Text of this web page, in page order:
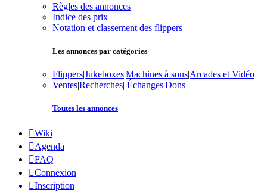
Règles des annonces
Indice des prix
Notation et classement des flippers
Les annonces par catégories
Flippers|Jukeboxes|Machines à sous|Arcades et Vidéo
Ventes|Recherches| Échanges|Dons
Toutes les annonces
Wiki
Agenda
FAQ
Connexion
Inscription